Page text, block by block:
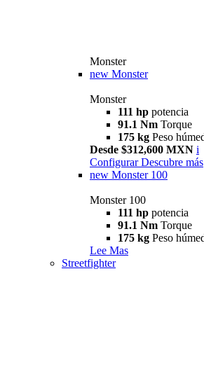
Monster
new Monster
Monster
111 hp potencia
91.1 Nm Torque
175 kg Peso
Desde $312,600 MXN i
Configurar Descubre más
new Monster 100
Monster 100
111 hp potencia
91.1 Nm Torque
175 kg Peso
Lee Mas
Streetfighter